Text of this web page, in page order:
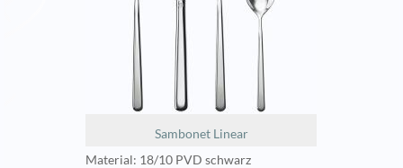
Sambonet Linear
Material: 18/10 PVD schwarz